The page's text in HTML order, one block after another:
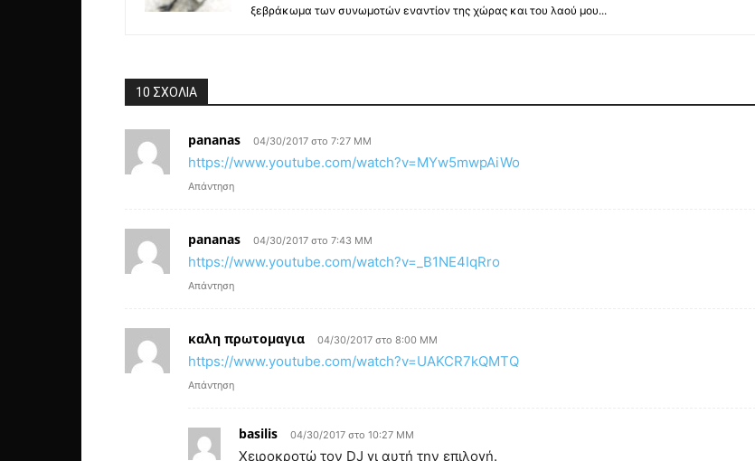
ξεβράκωμα των συνωμοτών εναντίον της χώρας και του λαού μου...
10 ΣΧΟΛΙΑ
pananas 04/30/2017 στο 7:27 ΜΜ
https://www.youtube.com/watch?v=MYw5mwpAiWo
Απάντηση
pananas 04/30/2017 στο 7:43 ΜΜ
https://www.youtube.com/watch?v=_B1NE4IqRro
Απάντηση
καλη πρωτομαγια 04/30/2017 στο 8:00 ΜΜ
https://www.youtube.com/watch?v=UAKCR7kQMTQ
Απάντηση
basilis 04/30/2017 στο 10:27 ΜΜ
Χειροκροτώ τον DJ γι αυτή την επιλογή.